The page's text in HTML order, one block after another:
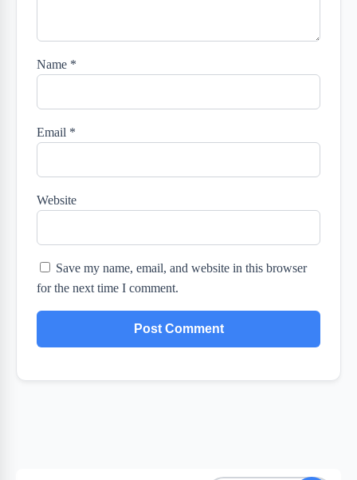
Name *
Email *
Website
Save my name, email, and website in this browser
for the next time I comment.